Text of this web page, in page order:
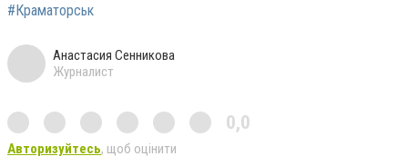
#Краматорськ
Анастасия Сенникова
Журналист
0,0
Авторизуйтесь, щоб оцінити